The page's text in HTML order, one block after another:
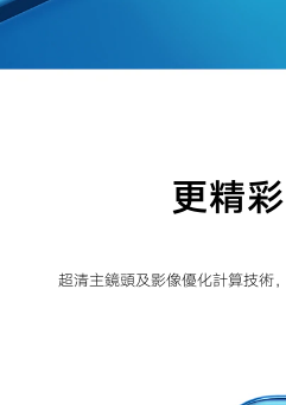
更精
超清主鏡頭及影像優化計算技術